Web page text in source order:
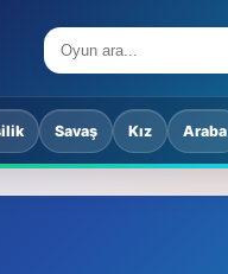
Savaş Kız Araba